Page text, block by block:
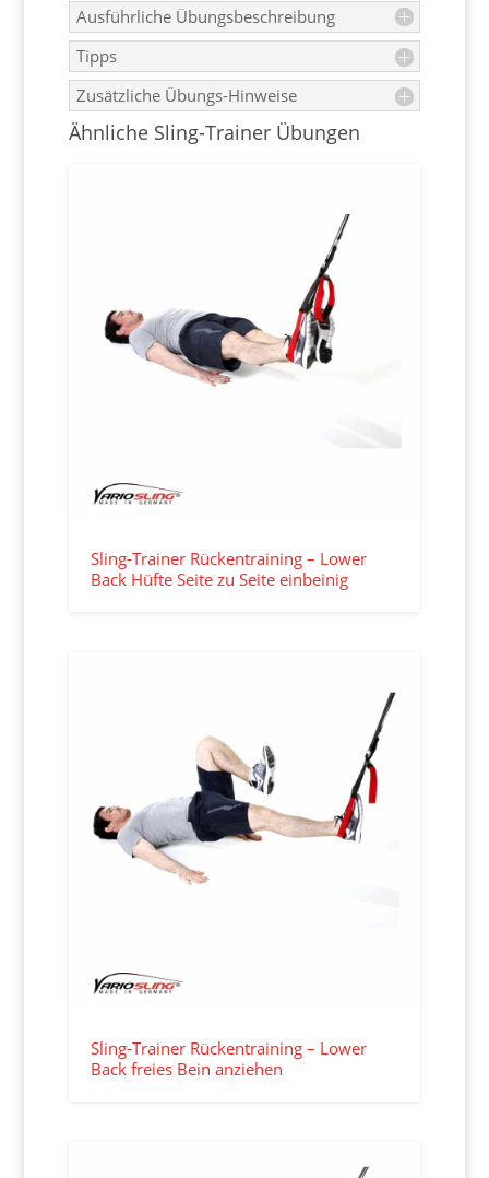
Ausführliche Übungsbeschreibung
Tipps
Zusätzliche Übungs-Hinweise
Ähnliche Sling-Trainer Übungen
Sling-Trainer Rückentraining – Lower
Back Hüfte Seite zu Seite einbeinig
Sling-Trainer Rückentraining – Lower
Back freies Bein anziehen